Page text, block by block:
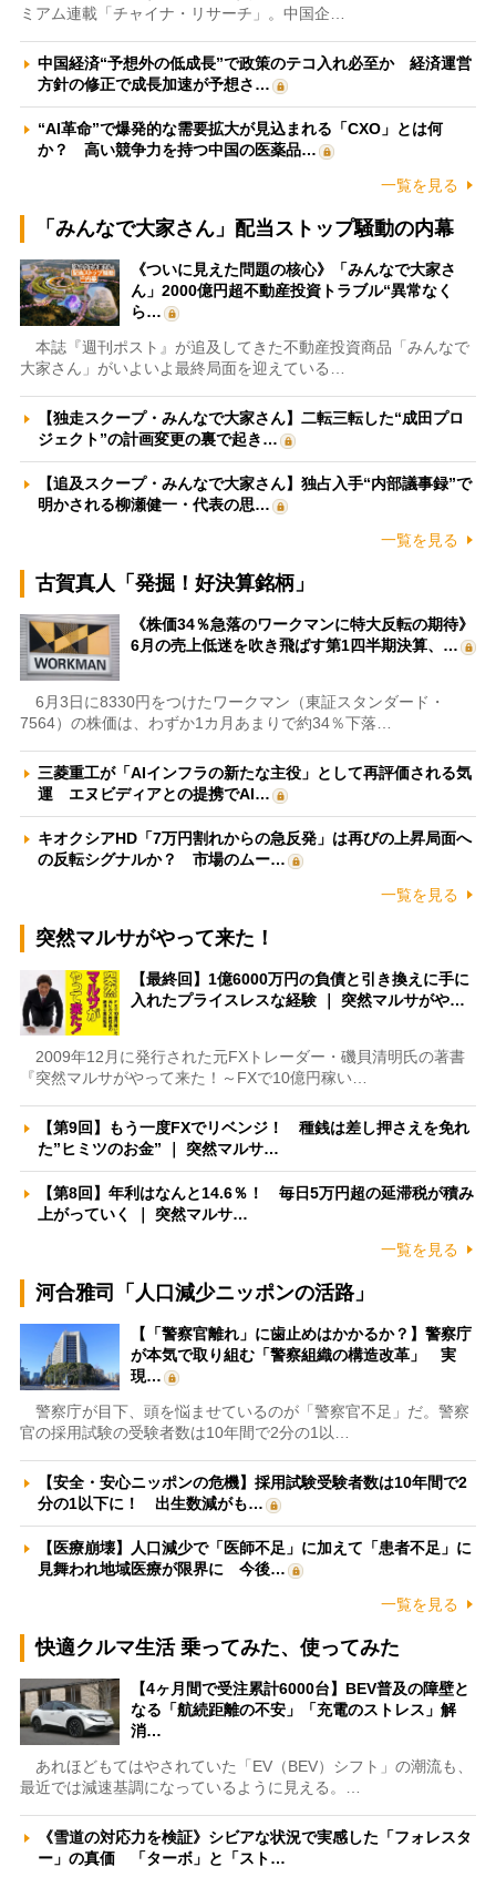
ミアム連載「チャイナ・リサーチ」。中国企…
中国経済“予想外の低成長”で政策のテコ入れ必至か 経済運営
方針の修正で成長加速が予想さ…
“AI革命”で爆発的な需要拡大が見込まれる「CXO」とは何
か？ 高い競争力を持つ中国の医薬品…
一覧を見る
「みんなで大家さん」配当ストップ騒動の内幕
《ついに見えた問題の核心》「みんなで大家さ
ん」2000億円超不動産投資トラブル“異常なく
ら…
本誌『週刊ポスト』が追及してきた不動産投資商品「みんなで
大家さん」がいよいよ最終局面を迎えている…
【独走スクープ・みんなで大家さん】二転三転した“成田プロ
ジェクト”の計画変更の裏で起き…
【追及スクープ・みんなで大家さん】独占入手“内部議事録”で
明かされる柳瀬健一・代表の思…
一覧を見る
古賀真人「発掘！好決算銘柄」
《株価34％急落のワークマンに特大反転の期待》
6月の売上低迷を吹き飛ばす第1四半期決算、…
6月3日に8330円をつけたワークマン（東証スタンダード・
7564）の株価は、わずか1カ月あまりで約34％下落…
三菱重工が「AIインフラの新たな主役」として再評価される気
運 エヌビディアとの提携でAI…
キオクシアHD「7万円割れからの急反発」は再びの上昇局面へ
の反転シグナルか？ 市場のムー…
一覧を見る
突然マルサがやって来た！
【最終回】1億6000万円の負債と引き換えに手に
入れたプライスレスな経験 ｜ 突然マルサがや…
2009年12月に発行された元FXトレーダー・磯貝清明氏の著書
『突然マルサがやって来た！～FXで10億円稼い…
【第9回】もう一度FXでリベンジ！ 種銭は差し押さえを免れ
た”ヒミツのお金” ｜ 突然マルサ…
【第8回】年利はなんと14.6％！ 毎日5万円超の延滞税が積み
上がっていく ｜ 突然マルサ…
一覧を見る
河合雅司「人口減少ニッポンの活路」
【「警察官離れ」に歯止めはかかるか？】警察庁
が本気で取り組む「警察組織の構造改革」 実
現…
警察庁が目下、頭を悩ませているのが「警察官不足」だ。警察
官の採用試験の受験者数は10年間で2分の1以…
【安全・安心ニッポンの危機】採用試験受験者数は10年間で2
分の1以下に！ 出生数減がも…
【医療崩壊】人口減少で「医師不足」に加えて「患者不足」に
見舞われ地域医療が限界に 今後…
一覧を見る
快適クルマ生活 乗ってみた、使ってみた
【4ヶ月間で受注累計6000台】BEV普及の障壁と
なる「航続距離の不安」「充電のストレス」解
消…
あれほどもてはやされていた「EV（BEV）シフト」の潮流も、
最近では減速基調になっているように見える。…
《雪道の対応力を検証》シビアな状況で実感した「フォレスタ
ー」の真価 「ターボ」と「スト…